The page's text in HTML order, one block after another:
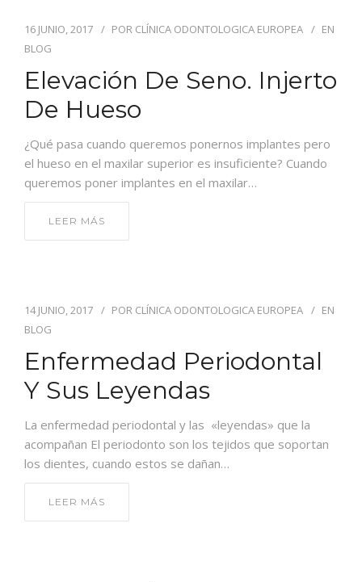
16 JUNIO, 2017 POR CLÍNICA ODONTOLOGICA EUROPEA
EN
BLOG
Elevación De Seno. Injerto
De Hueso
¿Qué pasa cuando queremos ponernos implantes pero
el hueso en el maxilar superior es insuficiente? Cuando
queremos poner implantes en el maxilar…
LEER MÁS
14 JUNIO, 2017 POR CLÍNICA ODONTOLOGICA EUROPEA
EN
BLOG
Enfermedad Periodontal
Y Sus Leyendas
La enfermedad periodontal y las «leyendas» que la
acompañan El periodonto son los tejidos que soportan
los dientes, cuando estos se dañan…
LEER MÁS